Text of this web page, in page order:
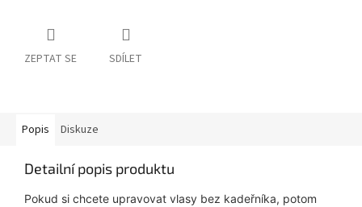
ZEPTAT SE SDÍLET
Popis Diskuze
Detailní popis produktu
Pokud si chcete upravovat vlasy bez kadeřníka, potom